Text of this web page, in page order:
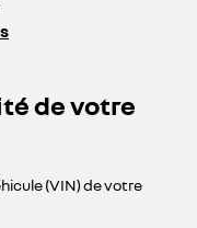
de votre
(VIN) de votre